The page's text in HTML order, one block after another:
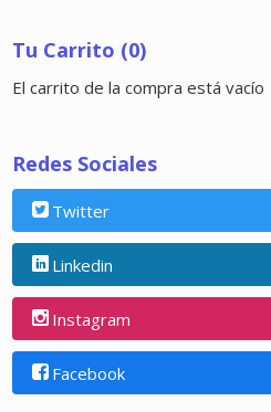
Tu Carrito (0)
El carrito de la compra está vacío
Redes Sociales
Twitter
Linkedin
Instagram
Facebook